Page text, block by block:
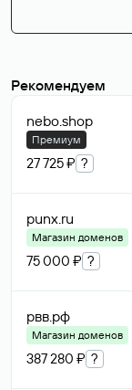
Рекомендуем
nebo.shop
Премиум
27 725 ₽ ?
punx.ru
Магазин доменов
75 000 ₽ ?
рвв.рф
Магазин доменов
387 280 ₽ ?